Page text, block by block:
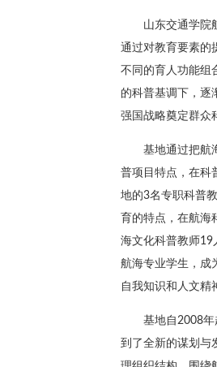
山东交通学院
通过对教育要素的
不同的育人功能组
的科普基调下，逐
强国战略奠定群众
基地通过把航
普项目特点，在科
地的3名专职科普
育的特点，在航海
海文化科普教师19
航海专业学生，成
自我知识和人文精
基地自2008
到了全新的谋划与